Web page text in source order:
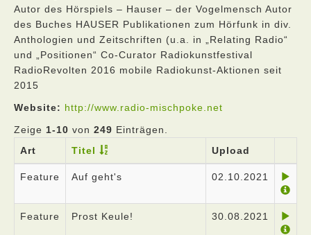
Autor des Hörspiels – Hauser – der Vogelmensch Autor
des Buches HAUSER Publikationen zum Hörfunk in div.
Anthologien und Zeitschriften (u.a. in „Relating Radio“
und „Positionen“ Co-Curator Radiokunstfestival
RadioRevolten 2016 mobile Radiokunst-Aktionen seit
2015
Website: http://www.radio-mischpoke.net
Zeige 1-10 von 249 Einträgen.
Art
Titel Upload
Feature Auf geht's 02.10.2021
Feature Prost Keule! 30.08.2021